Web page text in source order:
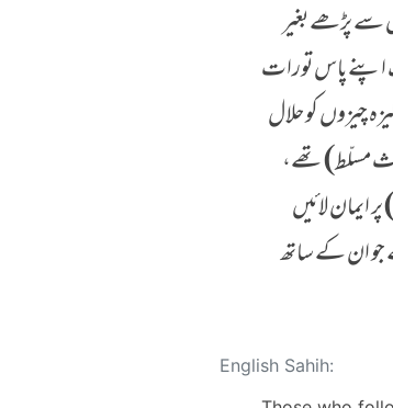
سے پڑھے بغیر
اپنے پاس تورات
چیزوں کو حلال
مسلّط) تھے،
ایمان لائیں
ان کے ساتھ
English Sahih: